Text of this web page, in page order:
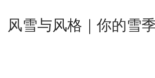
风雪与风格｜你的雪